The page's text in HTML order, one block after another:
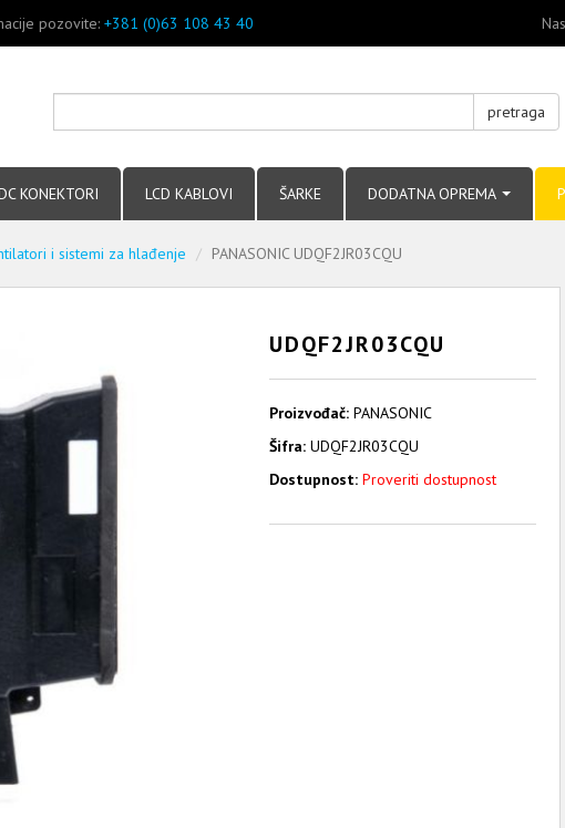
pozovite: +381 (0)63 108 43 40
pretraga
KONEKTORI LCD KABLOVI ŠARKE DODATNA OPREMA
i sistemi za hlađenje PANASONIC UDQF2JR03CQU
UDQF2JR03CQU
Proizvođač:PANASONIC
Šifra: UDQF2JR03CQU
Dostupnost: Proveriti dostupnost